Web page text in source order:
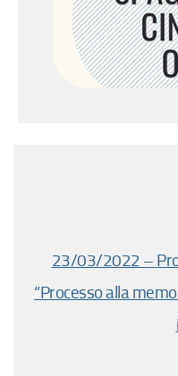
23/03/2022 –
“Processo alla